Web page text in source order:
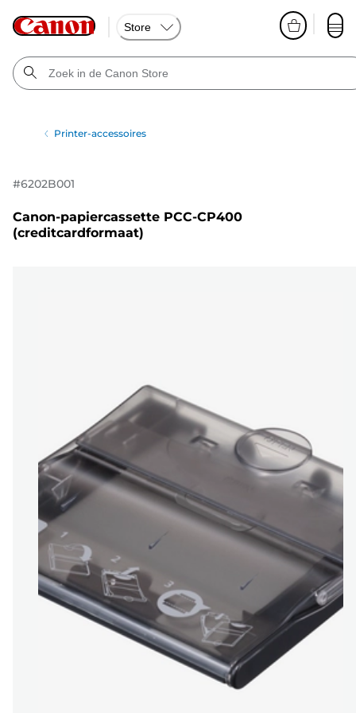
Store
Printer-accessoires
#6202B001
Canon-papiercassette PCC-CP400
(creditcardformaat)